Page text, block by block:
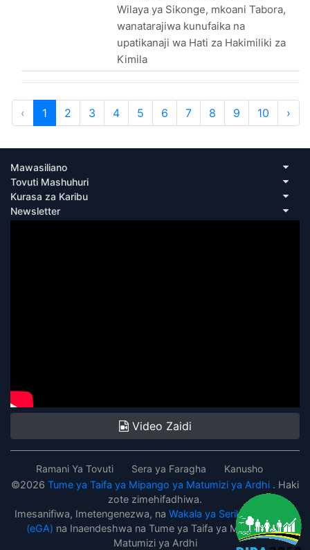
Wilaya ya Sikonge, mkoani Tabora,
wanatarajiwa kunufaika na
upatikanaji wa Hati za Hakimiliki za
Kimila
‹ 1 2 3 4 5 6 7 8 9 10 ›
Mawasiliano
Tovuti Mashuhuri
Kurasa za Karibu
Newsletter
Video Zaidi
Ramani Ya Tovuti Sera ya Faragha
Kanusho
©2026 Tume ya Taifa ya Mipango ya Matumizi ya Ardhi . Haki
zote zimehifadhiwa.
Imesanifiwa, Imetengenezwa, na Wakala ya Serikali Mtandao
(eGA) na Inaendeshwa na Tume ya Taifa ya Mipango ya
Matumizi ya Ardhi